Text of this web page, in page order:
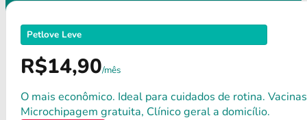
Petlove Leve
R$14,90/mês
O mais econômico. Ideal para cuidados de rotina.
Microchipagem gratuita, Clínico geral a domicílio.